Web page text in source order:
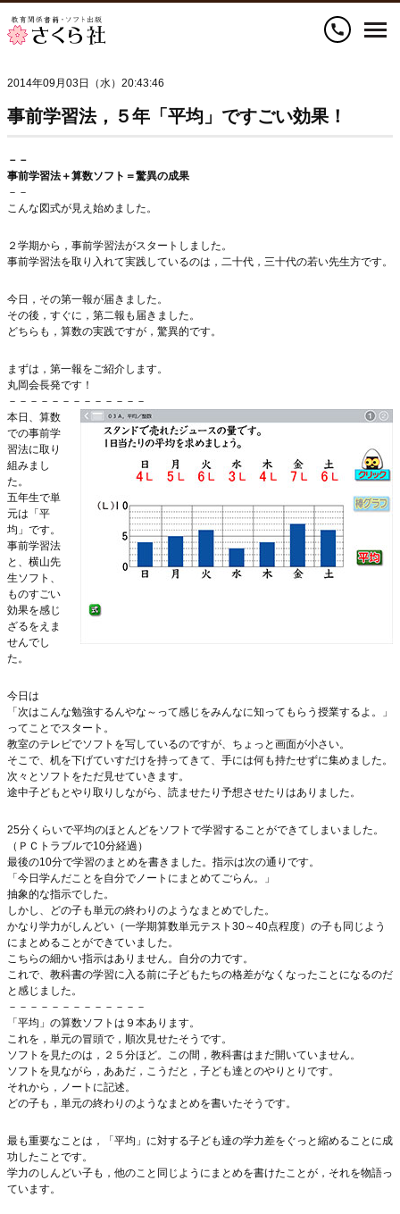
call
2014年09月03日（水）20:43:46
事前学習法，５年「平均」ですごい効果！
－－
事前学習法＋算数ソフト＝驚異の成果
－－
こんな図式が見え始めました。
２学期から，事前学習法がスタートしました。
事前学習法を取り入れて実践しているのは，二十代，三十代の若い先生方です。
今日，その第一報が届きました。
その後，すぐに，第二報も届きました。
どちらも，算数の実践ですが，驚異的です。
まずは，第一報をご紹介します。
丸岡会長発です！
－－－－－－－－－－－－－
本日、算数
での事前学
習法に取り
組みまし
た。
五年生で単
元は「平
均」です。
事前学習法
と、横山先
生ソフト、
ものすごい
効果を感じ
ざるをえま
せんでし
た。
今日は
「次はこんな勉強するんやな～って感じをみんなに知ってもらう授業するよ。」
ってことでスタート。
教室のテレビでソフトを写しているのですが、ちょっと画面が小さい。
そこで、机を下げていすだけを持ってきて、手には何も持たせずに集めました。
次々とソフトをただ見せていきます。
途中子どもとやり取りしながら、読ませたり予想させたりはありました。
25分くらいで平均のほとんどをソフトで学習することができてしまいました。
（ＰＣトラブルで10分経過）
最後の10分で学習のまとめを書きました。指示は次の通りです。
「今日学んだことを自分でノートにまとめてごらん。」
抽象的な指示でした。
しかし、どの子も単元の終わりのようなまとめでした。
かなり学力がしんどい（一学期算数単元テスト30～40点程度）の子も同じよう
にまとめることができていました。
こちらの細かい指示はありません。自分の力です。
これで、教科書の学習に入る前に子どもたちの格差がなくなったことになるのだ
と感じました。
－－－－－－－－－－－－－
「平均」の算数ソフトは９本あります。
これを，単元の冒頭で，順次見せたそうです。
ソフトを見たのは，２５分ほど。この間，教科書はまだ開いていません。
ソフトを見ながら，ああだ，こうだと，子ども達とのやりとりです。
それから，ノートに記述。
どの子も，単元の終わりのようなまとめを書いたそうです。
最も重要なことは，「平均」に対する子ども達の学力差をぐっと縮めることに成
功したことです。
学力のしんどい子も，他のこと同じようにまとめを書けたことが，それを物語っ
ています。